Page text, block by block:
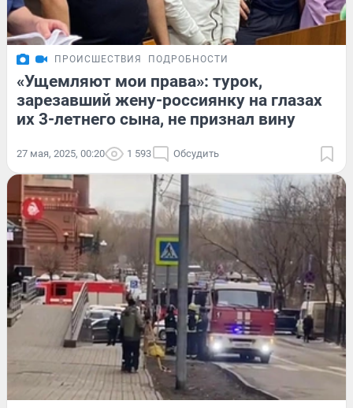
ПРОИСШЕСТВИЯ ПОДРОБНОСТИ
«Ущемляют мои права»: турок,
зарезавший жену-россиянку на глазах
их 3-летнего сына, не признал вину
27 мая, 2025, 00:20 1 593 Обсудить